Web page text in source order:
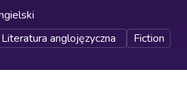
Literatura anglojęzyczna Fiction